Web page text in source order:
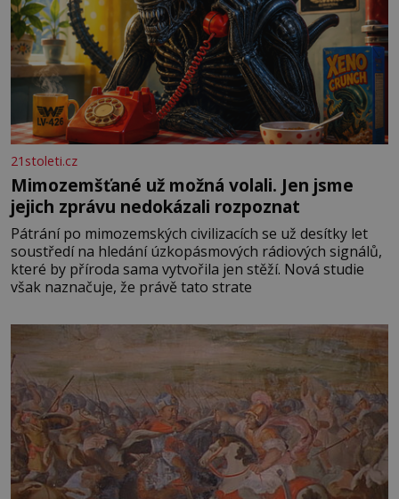
21stoleti.cz
Mimozemšťané už možná volali. Jen jsme
jejich zprávu nedokázali rozpoznat
Pátrání po mimozemských civilizacích se už desítky let
soustředí na hledání úzkopásmových rádiových signálů,
které by příroda sama vytvořila jen stěží. Nová studie
však naznačuje, že právě tato strate